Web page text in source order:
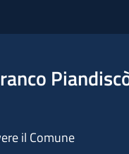
il Comune